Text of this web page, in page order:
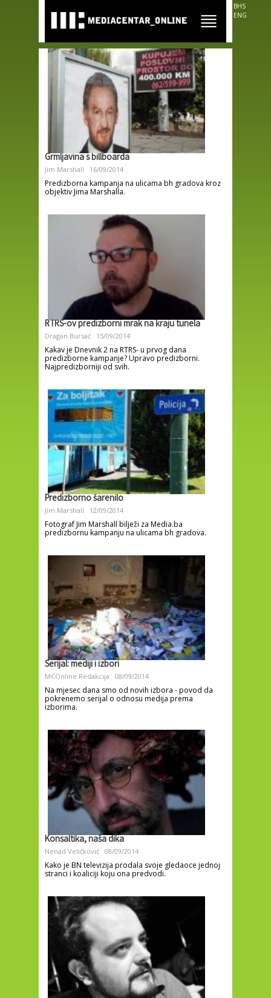
main
content
BHS
ENG
Grmljavina s billboarda
Jim Marshall 16/09/2014
Predizborna kampanja na ulicama bh gradova kroz
objektiv Jima Marshalla.
RTRS-ov predizborni mrak na kraju tunela
Dragan Bursać 15/09/2014
Kakav je Dnevnik 2 na RTRS- u prvog dana
predizborne kampanje? Upravo predizborni.
Najpredizborniji od svih.
Predizborno šarenilo
Jim Marshall 12/09/2014
Fotograf Jim Marshall bilježi za Media.ba
predizbornu kampanju na ulicama bh gradova.
Serijal: mediji i izbori
MCOnline Redakcija 08/09/2014
Na mjesec dana smo od novih izbora - povod da
pokrenemo serijal o odnosu medija prema
izborima.
Konsaltika, naša dika
Nenad Veličković 08/09/2014
Kako je BN televizija prodala svoje gledaoce jednoj
stranci i koaliciji koju ona predvodi.